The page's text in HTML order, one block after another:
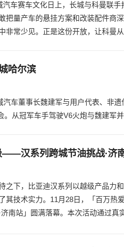
车赛车文化日上，长城与科曼联手
把量产车的悬挂方案和改装配件商
非常少见。正是这份开放，让科曼
哈尔滨
车董事长魏建军与用户代表、非
从冠军车手驾驶V6火炮与魏建军
——汉系列跨城节油挑战·济
之下，比亚迪汉系列以越级产品力和
其技术实力。11月28日，「百万
南站」圆满落幕。本次活动通过真